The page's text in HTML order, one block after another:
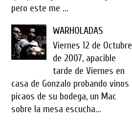
pero este me ...
WARHOLADAS
Viernes 12 de Octubre
de 2007, apacible
tarde de Viernes en
casa de Gonzalo probando vinos
picaos de su bodega, un Mac
sobre la mesa escucha...